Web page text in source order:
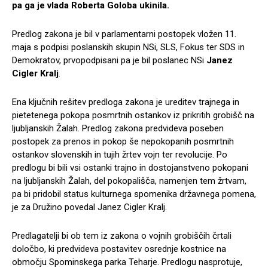
pa ga je vlada Roberta Goloba ukinila.
Predlog zakona je bil v parlamentarni postopek vložen 11.
maja s podpisi poslanskih skupin NSi, SLS, Fokus ter SDS in
Demokratov, prvopodpisani pa je bil poslanec NSi Janez
Cigler Kralj.
Ena ključnih rešitev predloga zakona je ureditev trajnega in
pietetenega pokopa posmrtnih ostankov iz prikritih grobišč na
ljubljanskih Žalah. Predlog zakona predvideva poseben
postopek za prenos in pokop še nepokopanih posmrtnih
ostankov slovenskih in tujih žrtev vojn ter revolucije. Po
predlogu bi bili vsi ostanki trajno in dostojanstveno pokopani
na ljubljanskih Žalah, del pokopališča, namenjen tem žrtvam,
pa bi pridobil status kulturnega spomenika državnega pomena,
je za Družino povedal Janez Cigler Kralj.
Predlagatelji bi ob tem iz zakona o vojnih grobiščih črtali
določbo, ki predvideva postavitev osrednje kostnice na
območju Spominskega parka Teharje. Predlogu nasprotuje,